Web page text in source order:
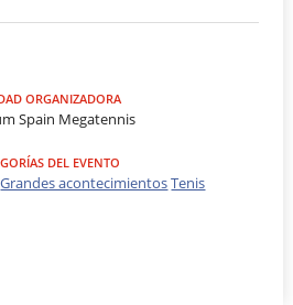
ORGANIZADORA
Spain Megatennis
DEL EVENTO
Grandes acontecimientosTenis